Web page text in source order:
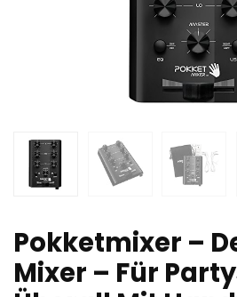
Pokketmixer –
Mixer – Für